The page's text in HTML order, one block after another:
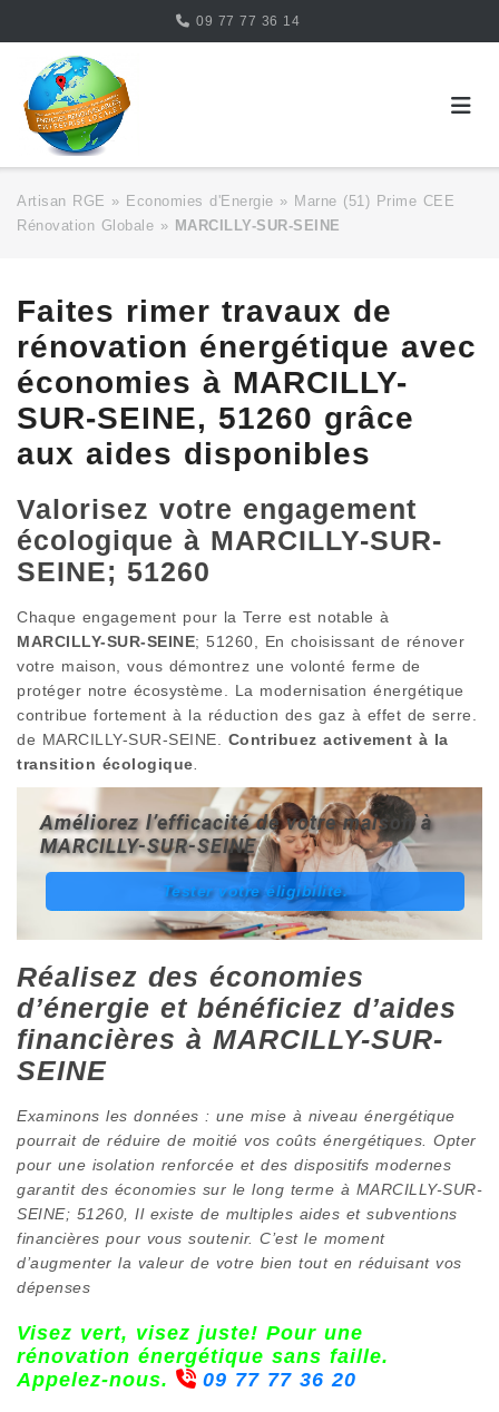
content
09 77 77 36 14
Artisan RGE » Economies d'Energie » Marne (51) Prime CEE
Rénovation Globale » MARCILLY-SUR-SEINE
Faites rimer travaux de
rénovation énergétique avec
économies à MARCILLY-
SUR-SEINE, 51260 grâce
aux aides disponibles
Valorisez votre engagement
écologique à MARCILLY-SUR-
SEINE; 51260
Chaque engagement pour la Terre est notable à
MARCILLY-SUR-SEINE; 51260, En choisissant de rénover
votre maison, vous démontrez une volonté ferme de
protéger notre écosystème. La modernisation énergétique
contribue fortement à la réduction des gaz à effet de serre.
de MARCILLY-SUR-SEINE. Contribuez activement à la
transition écologique
Améliorez l’efficacité de votre maison à
MARCILLY-SUR-SEINE
Tester votre éligibilité.
Réalisez des économies
d’énergie et bénéficiez d’aides
financières à MARCILLY-SUR-
SEINE
Examinons les données : une mise à niveau énergétique
pourrait de réduire de moitié vos coûts énergétiques. Opter
pour une isolation renforcée et des dispositifs modernes
garantit des économies sur le long terme à MARCILLY-SUR-
SEINE; 51260, Il existe de multiples aides et subventions
financières pour vous soutenir. C’est le moment
d’augmenter la valeur de votre bien tout en réduisant vos
dépenses
Visez vert, visez juste! Pour une
rénovation énergétique sans faille.
Appelez-nous.
09 77 77 36 20